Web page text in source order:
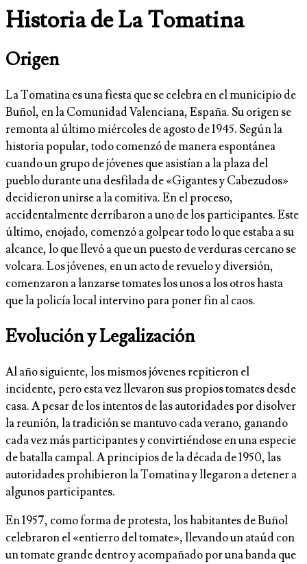
Historia de La Tomatina
Origen
La Tomatina es una fiesta que se celebra en el municipio de
Buñol, en la Comunidad Valenciana, España. Su origen se
remonta al último miércoles de agosto de 1945. Según la
historia popular, todo comenzó de manera espontánea
cuando un grupo de jóvenes que asistían a la plaza del
pueblo durante una desfilada de «Gigantes y Cabezudos»
decidieron unirse a la comitiva. En el proceso,
accidentalmente derribaron a uno de los participantes. Este
último, enojado, comenzó a golpear todo lo que estaba a su
alcance, lo que llevó a que un puesto de verduras cercano se
volcara. Los jóvenes, en un acto de revuelo y diversión,
comenzaron a lanzarse tomates los unos a los otros hasta
que la policía local intervino para poner fin al caos.
Evolución y Legalización
Al año siguiente, los mismos jóvenes repitieron el
incidente, pero esta vez llevaron sus propios tomates desde
casa. A pesar de los intentos de las autoridades por disolver
la reunión, la tradición se mantuvo cada verano, ganando
cada vez más participantes y convirtiéndose en una especie
de batalla campal. A principios de la década de 1950, las
autoridades prohibieron la Tomatina y llegaron a detener a
algunos participantes.
En 1957, como forma de protesta, los habitantes de Buñol
celebraron el «entierro del tomate», llevando un ataúd con
un tomate grande dentro y acompañado por una banda que